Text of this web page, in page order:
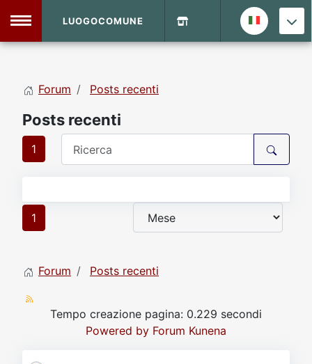
DVD Shop
Sito
Vecchio Sito
LUOGOCOMUNE
Forum Posts recenti
Posts recenti
1
1
Forum Posts recenti
Tempo creazione pagina: 0.229 secondi
Powered by Forum Kunena